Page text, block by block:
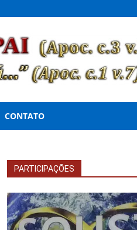
CONTATO
PARTICIPAÇÕES